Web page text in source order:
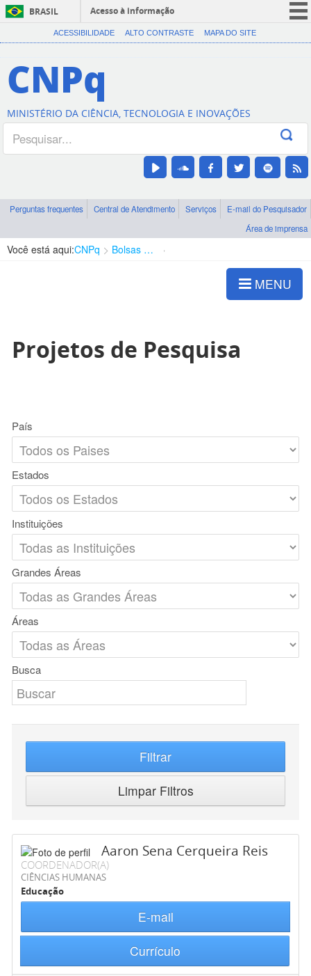
BRASIL
Acesso à informação
CORONAVÍRUS (COVID-19)
Canais
ACESSIBILIDADE ALTO CONTRASTE MAPA DO SITE
CNPq
MINISTÉRIO DA CIÊNCIA, TECNOLOGIA E INOVAÇÕES
Perguntas frequentes Central de Atendimento Serviços
E-mail do Pesquisador
Área de imprensa
Você está aqui:CNPq Bolsas e Auxílios Vigentes
MENU
Projetos de Pesquisa
País
Estados
Instituições
Grandes Áreas
Áreas
Busca
Filtrar
Limpar Filtros
Aaron Sena Cerqueira Reis
COORDENADOR(A)
CIÊNCIAS HUMANAS
Educação
E-mail
Currículo